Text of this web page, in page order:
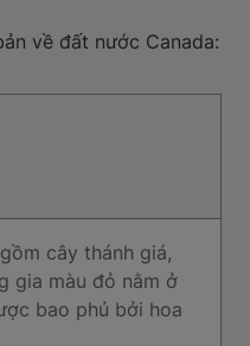
về đất nước Canada:
cây thánh giá,
gia màu đỏ nằm ở
bao phủ bởi hoa